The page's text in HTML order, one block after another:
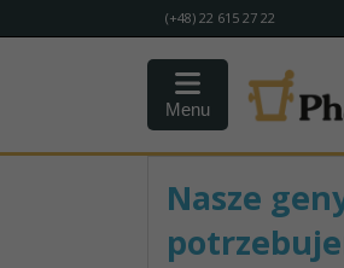
(+48) 22 615 27 22
Menu
Nasze